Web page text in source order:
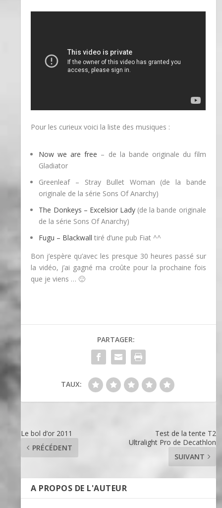
Pour les curieux voici la liste des musiques :
Now we are free – de la bande originale du film
Gladiator
Greenleaf – Stray Bullet Woman (de la bande
originale de la série Sons Of Anarchy)
The Donkeys – Excelsior Lady (de la bande originale
de la série Sons Of Anarchy)
Fugu – Blackwall tiré d’une pub Fiat ^^
Bon j’espère qu’avec les presque 30 heures passé sur
la vidéo, j’ai gagné ma croûte pour la prochaine fois
que je viens … 🙂
PARTAGER:
TAUX:
Le bol d’or 2011
PRÉCÉDENT
Test de la tente T2
Ultralight Pro de Decathlon
SUIVANT
A PROPOS DE L'AUTEUR